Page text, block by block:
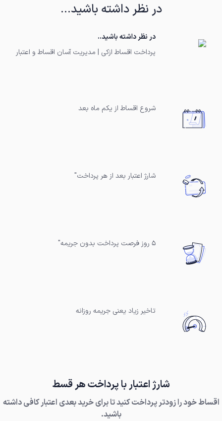
در نظر داشته باشید...
در نظر داشته باشید..
پرداخت اقساط ازکی | مدیریت آسان اقساط و اعتبار
شروع اقساط از یکم ماه بعد
شارژ اعتبار بعد از هر پرداخت"
۵ روز فرصت پرداخت بدون جریمه"
تاخیر زیاد یعنی جریمه روزانه
شارژ اعتبار با پرداخت هر قسط
اقساط خود را زودتر پرداخت کنید تا برای خرید بعدی اعتبار کافی داشته
باشید.